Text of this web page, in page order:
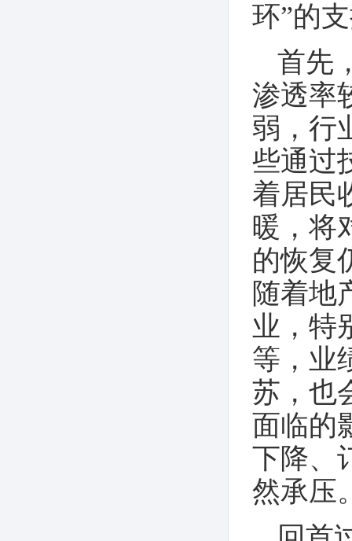
环”的
首先
渗透率
弱，行
些通过
着居民
暖，将
的恢复
随着地
业，特
等，业
苏，也
面临的
下降、
然承压